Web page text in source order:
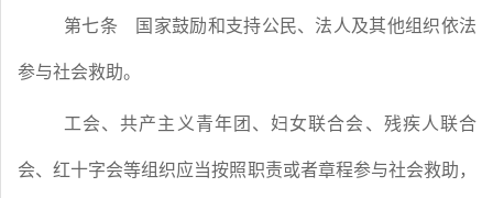
第七条 国家鼓励和支持公民、法人及其他组织依法
参与社会救助。
工会、共产主义青年团、妇女联合会、残疾人联合
会、红十字会等组织应当按照职责或者章程参与社会救助，